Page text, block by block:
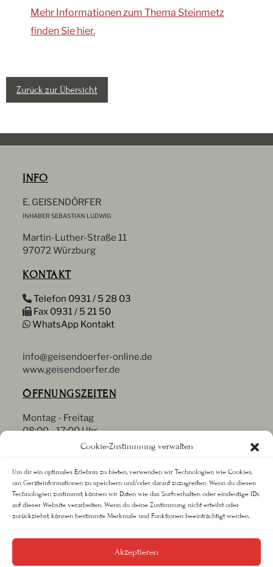
Cookie-Zustimmung verwalten
Um dir ein optimales Erlebnis zu bieten, verwenden wir Technologien wie Cookies,
um Geräteinformationen zu speichern und/oder darauf zuzugreifen. Wenn du diesen
Technologien zustimmst, können wir Daten wie das Surfverhalten oder eindeutige IDs
auf dieser Website verarbeiten. Wenn du deine Zustimmung nicht erteilst oder
zurückziehst, können bestimmte Merkmale und Funktionen beeinträchtigt werden.
Akzeptieren
Zurück zur Übersicht
Mehr Informationen zum Thema Steinmetz
finden Sie hier.
INFO
E. GEISENDÖRFER
INHABER SEBASTIAN LUDWIG
Martin-Luther-Straße 11
97072 Würzburg
KONTAKT
Telefon 0931 / 5 28 03
Fax 0931 / 5 21 50
WhatsApp Kontakt
info@geisendoerfer-online.de
www.geisendoerfer.de
ÖFFNUNGSZEITEN
Montag - Freitag
08:00 - 17:00 Uhr
Oder nach Vereinbarung
RECHTLICHES
Datenschutz